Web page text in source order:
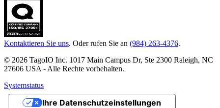
Kontaktieren Sie uns. Oder rufen Sie an (984) 263-4376.
© 2026 TagoIO Inc. 1017 Main Campus Dr, Ste 2300 Raleigh, NC
27606 USA - Alle Rechte vorbehalten.
Systemstatus
Ihre Datenschutzeinstellungen